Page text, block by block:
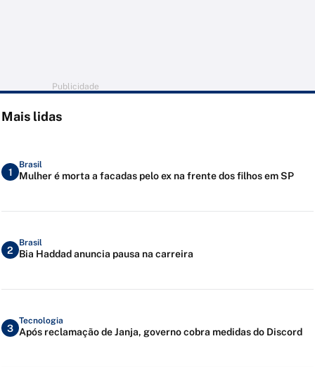
Publicidade
Mais lidas
1
Brasil
Mulher é morta a facadas pelo ex na frente dos filhos em SP
2
Brasil
Bia Haddad anuncia pausa na carreira
3
Tecnologia
Após reclamação de Janja, governo cobra medidas do Discord